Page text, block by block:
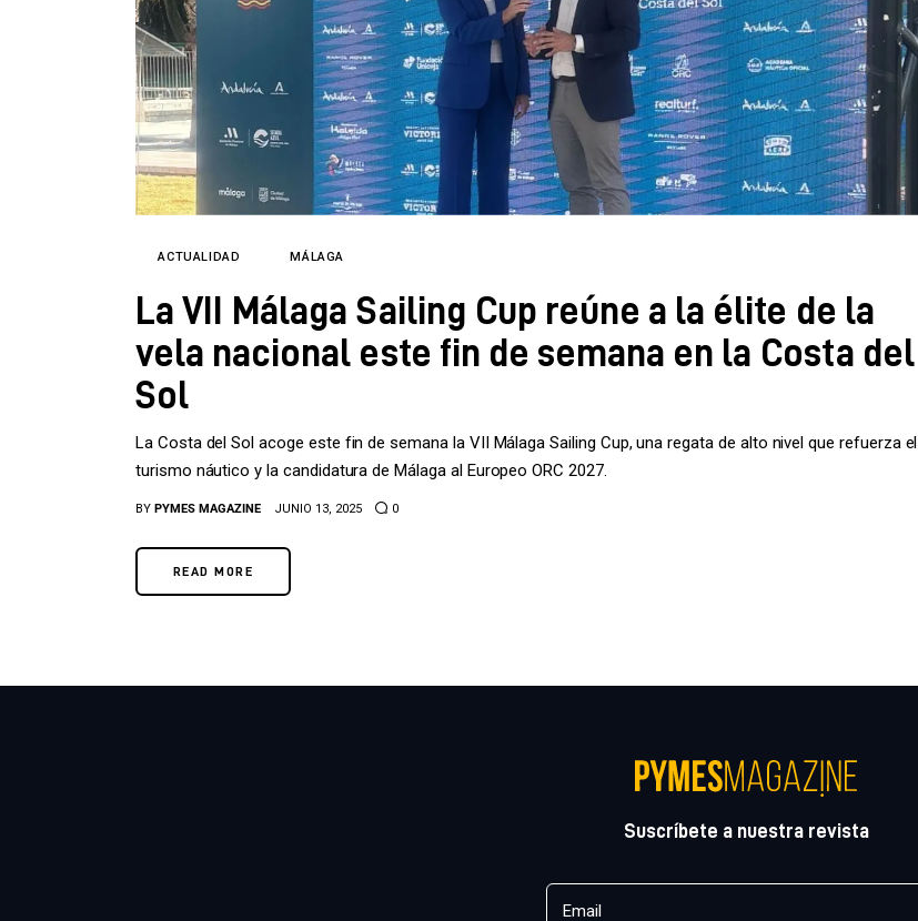
ACTUALIDAD MÁLAGA
La VII Málaga Sailing Cup reúne a la élite de la
vela nacional este fin de semana en la Costa del
Sol
La Costa del Sol acoge este fin de semana la VII Málaga Sailing Cup, una regata de alto nivel que refuerza el
turismo náutico y la candidatura de Málaga al Europeo ORC 2027.
BY PYMES MAGAZINE JUNIO 13, 2025 0
READ MORE
Suscríbete a nuestra revista